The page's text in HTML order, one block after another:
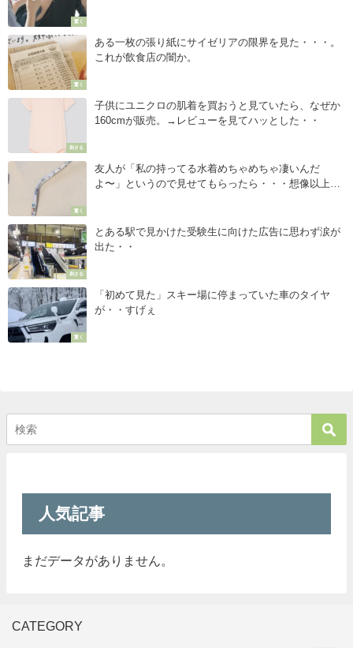
驚く
驚く
ある一枚の張り紙にサイゼリアの限界を見た・・・。
これが飲食店の闇か。
刺さる
子供にユニクロの肌着を買おうと見ていたら、なぜか
160cmが販売。→レビューを見てハッとした・・
驚く
友人が「私の持ってる水着めちゃめちゃ凄いんだ
よ〜」というので見せてもらったら・・・想像以上の
刺さる
とある駅で見かけた受験生に向けた広告に思わず涙が
出た・・
驚く
「初めて見た」スキー場に停まっていた車のタイヤ
が・・すげぇ
人気記事
まだデータがありません。
CATEGORY